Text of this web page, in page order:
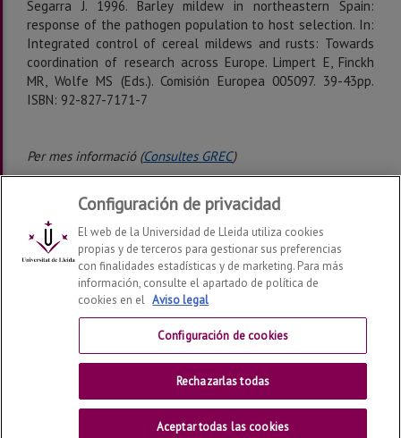
Segarra J. 1996. Barley mildew in northeastern Spain:
response of the pathogen population to host selection. In:
Integrated control of cereal mildews and rusts: Towards
coordination of research across Europe. Limpert E, Finckh
MR, Wolfe MS (Eds.). Comisión Europea 005097. 39-43pp.
ISBN: 92-827-7171-7
Per mes informació (Consultes GREC)
Departamento de Ciencia e Ingeniería Forestal y Agrícola
© | Telf: +34 973 702 524
Contactar
Universitat de Lleida
Configuración de privacidad
El web de la Universidad de Lleida utiliza cookies
propias y de terceros para gestionar sus preferencias
con finalidades estadísticas y de marketing. Para más
información, consulte el apartado de política de
cookies en el Aviso legal
Configuración de cookies
Rechazarlas todas
Aceptar todas las cookies